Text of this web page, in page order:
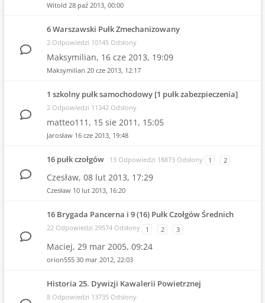
Witold 28 paź 2013, 00:00
6 Warszawski Pułk Zmechanizowany
2 Odpowiedzi 10145 Odsłony
Maksymilian, 16 cze 2013, 19:09
Maksymilian 20 cze 2013, 12:17
1 szkolny pułk samochodowy [1 pułk zabezpieczenia]
2 Odpowiedzi 11342 Odsłony
matteo111, 15 sie 2011, 15:05
Jarosław 16 cze 2013, 19:48
16 pułk czołgów 13 Odpowiedzi 18873 Odsłony 1 2
Czesław, 08 lut 2013, 17:29
Czesław 10 lut 2013, 16:20
16 Brygada Pancerna i 9 (16) Pułk Czołgów Średnich
22 Odpowiedzi 29574 Odsłony 1 2 3
Maciej, 29 mar 2005, 09:24
orion555 30 mar 2012, 22:03
Historia 25. Dywizji Kawalerii Powietrznej
8 Odpowiedzi 13735 Odsłony